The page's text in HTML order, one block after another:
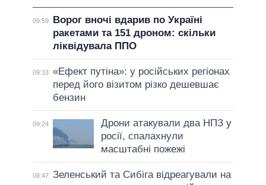
09:59
Ворог вночі вдарив по Україні
ракетами та 151 дроном: скільки
ліквідувала ППО
09:33 «Ефект путіна»: у російських регіонах
перед його візитом різко дешевшає
бензин
09:24
Дрони атакували два НПЗ у
росії, спалахнули
масштабні пожежі
08:47 Зеленський та Сибіга відреагували на